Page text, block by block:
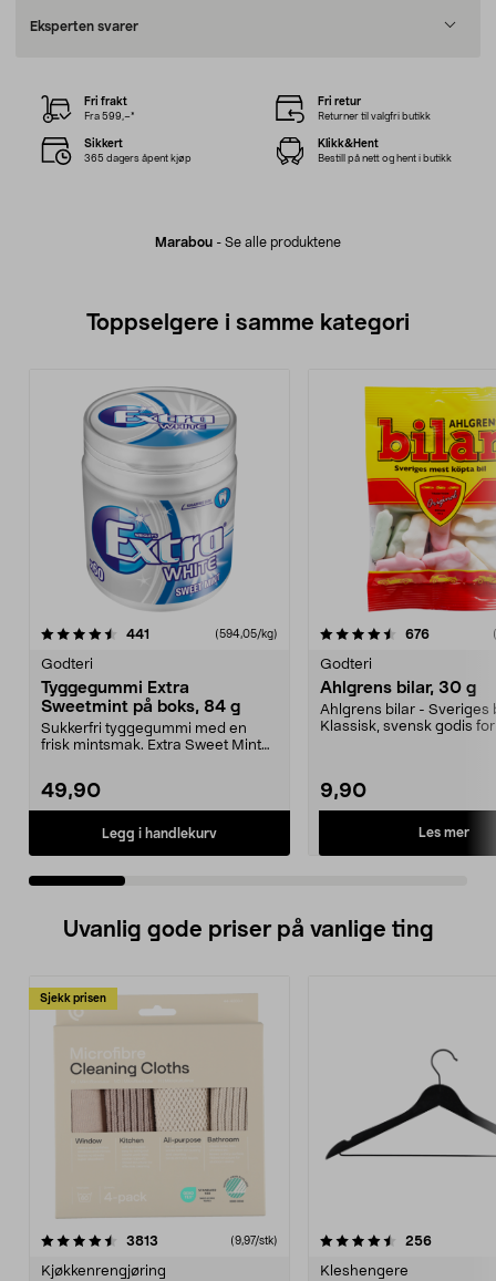
Eksperten svarer
Marabou - Se alle produktene
Fri frakt
Fra 599,–*
Fri retur
Returner til valgfri butikk
Sikkert
365 dagers åpent kjøp
Klikk&Hent
Bestill på nett og hent i butikk
Toppselgere i samme kategori
441 anmeldelser(594,05/kg)
Godteri
Tyggegummi Extra
Sweetmint på boks, 84 g
Sukkerfri tyggegummi med en
frisk mintsmak. Extra Sweet Mint
49,90
Legg i handlekurv
4.5 av 5 stjerner 676
Godteri
Ahlgrens bilar, 30 g
Ahlgrens bilar - Sveriges
Klassisk, svensk godis
9,90
Les mer
0.0 av 5 stjerner
Uvanlig gode priser på vanlige ting
Sjekk prisen
3813 anmeldelser(9,97/stk)
Kjøkkenrengjøring
4.5av 5 stjerner 256
Kleshengere
4.5av 5 stjerner